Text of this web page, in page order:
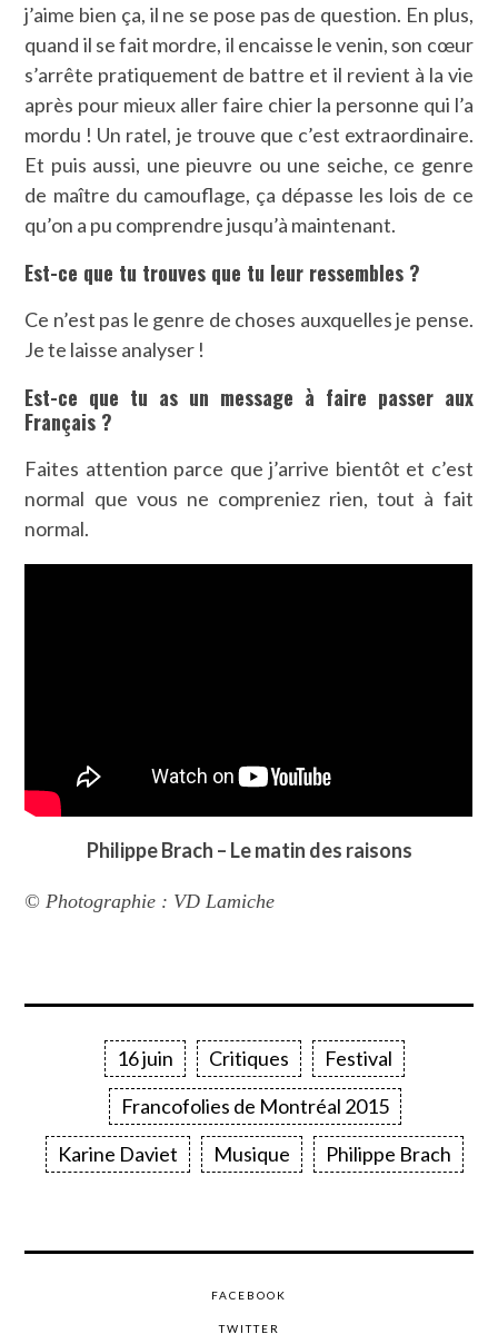
j’aime bien ça, il ne se pose pas de question. En plus,
quand il se fait mordre, il encaisse le venin, son cœur
s’arrête pratiquement de battre et il revient à la vie
après pour mieux aller faire chier la personne qui l’a
mordu ! Un ratel, je trouve que c’est extraordinaire.
Et puis aussi, une pieuvre ou une seiche, ce genre
de maître du camouflage, ça dépasse les lois de ce
qu’on a pu comprendre jusqu’à maintenant.
Est-ce que tu trouves que tu leur ressembles ?
Ce n’est pas le genre de choses auxquelles je pense.
Je te laisse analyser !
Est-ce que tu as un message à faire passer aux
Français ?
Faites attention parce que j’arrive bientôt et c’est
normal que vous ne compreniez rien, tout à fait
normal.
Philippe Brach – Le matin des raisons
© Photographie : VD Lamiche
16 juin Critiques
Festival
Francofolies de Montréal 2015
Karine Daviet
Musique Philippe Brach
FACEBOOK
TWITTER